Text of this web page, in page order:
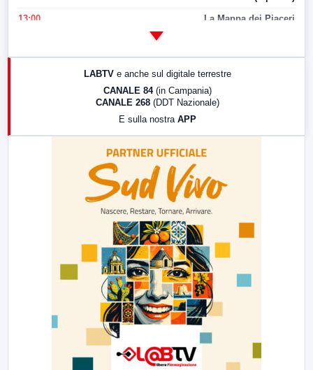
13:00 La Mappa dei Piaceri
17:00 LabNews (replica)
LABTV e anche sul digitale terrestre
CANALE 84 (in Campania)
CANALE 268 (DDT Nazionale)
E sulla nostra APP